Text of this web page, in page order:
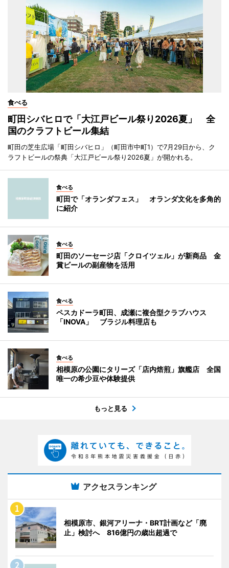
食べる
町田シバヒロで「大江戸ビール祭り2026夏」 全
国のクラフトビール集結
町田の芝生広場「町田シバヒロ」（町田市中町1）で7月29日から、ク
ラフトビールの祭典「大江戸ビール祭り2026夏」が開かれる。
食べる
町田で「オランダフェス」 オランダ文化を多角的
に紹介
食べる
町田のソーセージ店「クロイツェル」が新商品 金
賞ビールの副産物を活用
食べる
ペスカドーラ町田、成瀬に複合型クラブハウス
「INOVA」 ブラジル料理店も
食べる
相模原の公園にタリーズ「店内焙煎」旗艦店 全国
唯一の希少豆や体験提供
もっと見る
アクセスランキング
相模原市、銀河アリーナ・BRT計画など「廃
止」検討へ 816億円の歳出超過で